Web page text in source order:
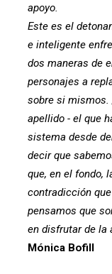
apoyo.
Este es el
e inteligente
dos maneras de
personajes a
sobre si mismos.
apellido - el que
sistema desde
decir que
que, en el fondo,
contradicción
pensamos que
en disfrutar de la
Mónica Bofill